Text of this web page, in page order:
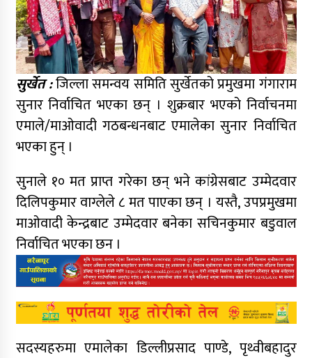
सुर्खेत :जिल्ला समन्वय समिति सुर्खेतको प्रमुखमा गंगाराम
सुनार निर्वाचित भएका छन् । शुक्रबार भएको निर्वाचनमा
एमाले/माओवादी गठबन्धनबाट एमालेका सुनार निर्वाचित
भएका हुन् ।
सुनाले १० मत प्राप्त गरेका छन् भने कांग्रेसबाट उम्मेदवार
दिलिपकुमार वाग्लेले ८ मत पाएका छन् । यस्तै, उपप्रमुखमा
माओवादी केन्द्रबाट उम्मेदवार बनेका सचिनकुमार बडुवाल
निर्वाचित भएका छन ।
सदस्यहरुमा एमालेका डिल्लीप्रसाद पाण्डे, पृथ्वीबहादुर